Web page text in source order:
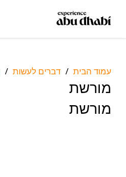
עמוד הבית / דברים לעשות /
מורשת
מורשת